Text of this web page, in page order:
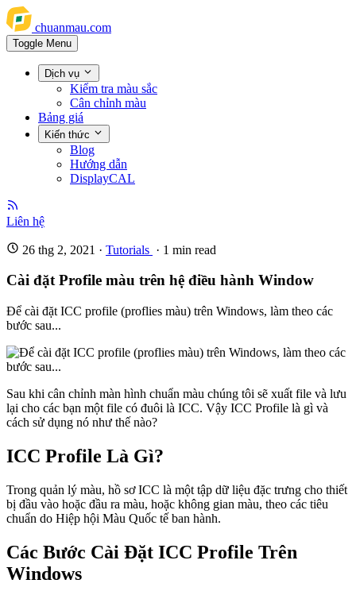
chuanmau.com
Toggle Menu
Dịch vụ
Kiểm tra màu sắc
Cân chỉnh màu
Bảng giá
Kiến thức
Blog
Hướng dẫn
DisplayCAL
Liên hệ
26 thg 2, 2021 · Tutorials · 1 min read
Cài đặt Profile màu trên hệ điều hành Window
Để cài đặt ICC profile (proflies màu) trên Windows, làm theo các
bước sau...
Sau khi cân chỉnh màn hình chuẩn màu chúng tôi sẽ xuất file và lưu
lại cho các bạn một file có đuôi là ICC. Vậy ICC Profile là gì và
cách sử dụng nó như thế nào?
ICC Profile Là Gì?
Trong quản lý màu, hồ sơ ICC là một tập dữ liệu đặc trưng cho thiết
bị đầu vào hoặc đầu ra màu, hoặc không gian màu, theo các tiêu
chuẩn do Hiệp hội Màu Quốc tế ban hành.
Các Bước Cài Đặt ICC Profile Trên
Windows